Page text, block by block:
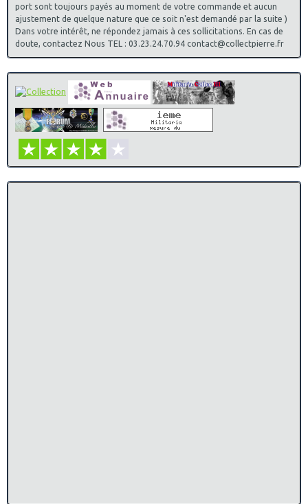
port sont toujours payés au moment de votre commande et aucun
ajustement de quelque nature que ce soit n'est demandé par la suite )
Dans votre intérêt, ne répondez jamais à ces sollicitations. En cas de
doute, contactez Nous TEL : 03.23.24.70.94 contact@collectpierre.fr